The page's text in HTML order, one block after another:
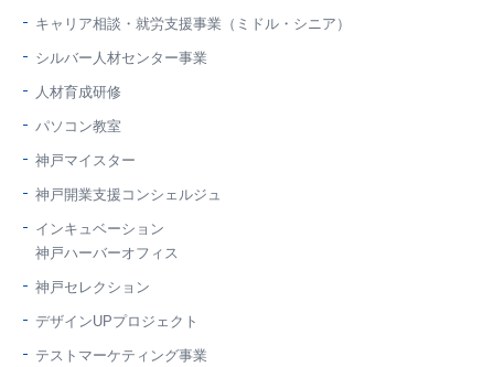
キャリア相談・就労支援事業（ミドル・シニア）
シルバー人材センター事業
人材育成研修
パソコン教室
神戸マイスター
神戸開業支援コンシェルジュ
インキュベーション
神戸ハーバーオフィス
神戸セレクション
デザインUPプロジェクト
テストマーケティング事業